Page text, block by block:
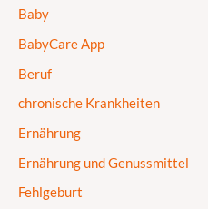
Baby
BabyCare App
Beruf
chronische Krankheiten
Ernährung
Ernährung und Genussmittel
Fehlgeburt